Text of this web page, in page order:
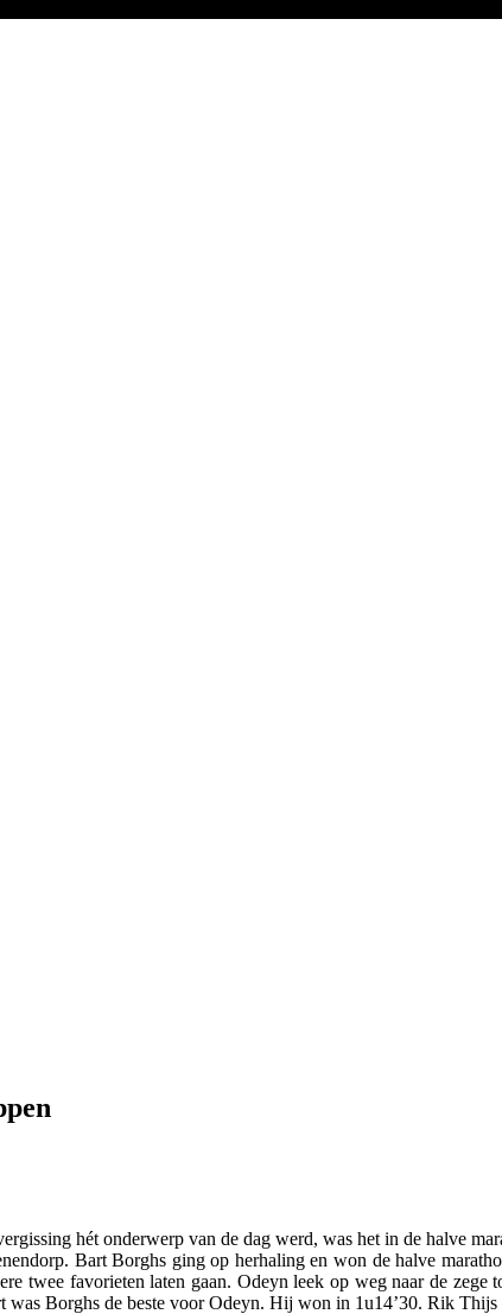
hét onderwerp van de dag werd, was het in de halve
Bart Borghs ging op herhaling en won de halve
twee favorieten laten gaan. Odeyn leek op weg naar de
was Borghs de beste voor Odeyn. Hij won in 1u14’30. Rik Thijs